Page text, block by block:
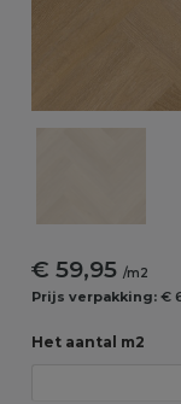
€ 59,95/m2
Prijs verpakking: €
Het aantal m2